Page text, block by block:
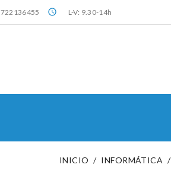
722136455 query_builder L-V: 9.30-14h
INICIO INFORMÁTICA